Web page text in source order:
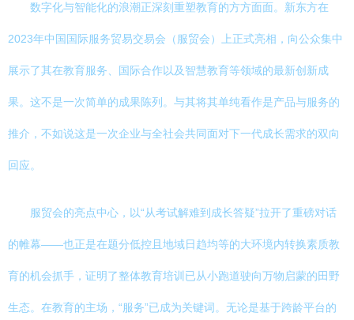
数字化与智能化的浪潮正深刻重塑教育的方方面面。新东方在
2023年中国国际服务贸易交易会（服贸会）上正式亮相，向公众集中
展示了其在教育服务、国际合作以及智慧教育等领域的最新创新成
果。这不是一次简单的成果陈列。与其将其单纯看作是产品与服务的
推介，不如说这是一次企业与全社会共同面对下一代成长需求的双向
回应。
服贸会的亮点中心，以“从考试解难到成长答疑”拉开了重磅对话
的帷幕——也正是在题分低控且地域日趋均等的大环境内转换素质教
育的机会抓手，证明了整体教育培训已从小跑道驶向万物启蒙的田野
生态。在教育的主场，“服务”已成为关键词。无论是基于跨龄平台的